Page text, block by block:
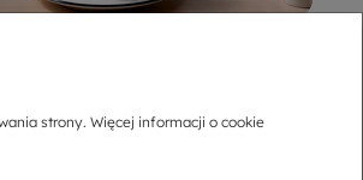
5.0
strony. Więcej informacji o cookie